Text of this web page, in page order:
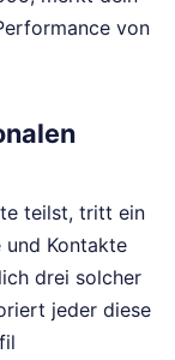
von
teilst, tritt ein
und Kontakte
drei solcher
jeder diese